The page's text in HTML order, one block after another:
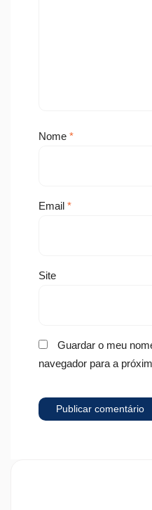
Nome *
Email *
Site
Guardar o meu
navegador para a